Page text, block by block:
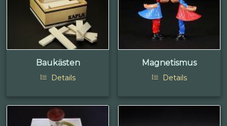
Baukästen
Details
Magnetismus
Details